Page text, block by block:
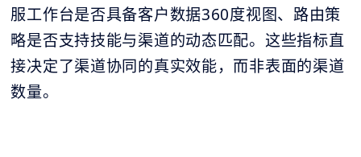
服工作台是否具备客户数据360度视图、路由策
略是否支持技能与渠道的动态匹配。这些指标直
接决定了渠道协同的真实效能，而非表面的渠道
数量。